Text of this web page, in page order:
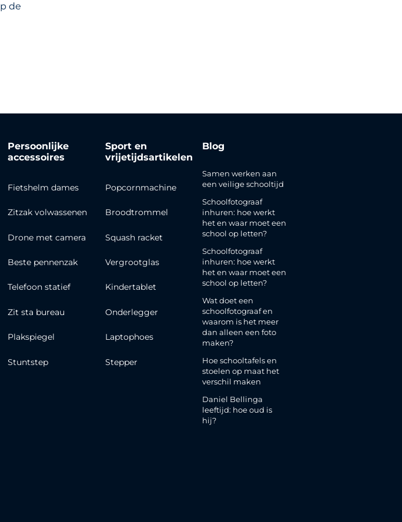
de
Persoonlijke
accessoires
Fietshelm dames
Zitzak volwassenen
Drone met camera
Beste pennenzak
Telefoon statief
Zit sta bureau
Plakspiegel
Stuntstep
Sport en
vrijetijdsartikelen
Popcornmachine
Broodtrommel
Squash racket
Vergrootglas
Kindertablet
Onderlegger
Laptophoes
Stepper
Blog
Samen werken aan
een veilige schooltijd
Schoolfotograaf
inhuren: hoe werkt
het en waar moet een
school op letten?
Schoolfotograaf
inhuren: hoe werkt
het en waar moet een
school op letten?
Wat doet een
schoolfotograaf en
waarom is het meer
dan alleen een foto
maken?
Hoe schooltafels en
stoelen op maat het
verschil maken
Daniel Bellinga
leeftijd: hoe oud is
hij?